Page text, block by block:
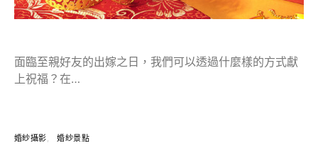
面臨至親好友的出嫁之日，我們可以透過什麼樣的方式獻
上祝福？在…
婚紗攝影 婚紗景點